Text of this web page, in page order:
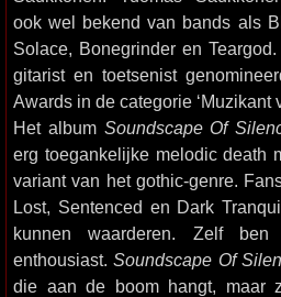
ook wel bekend van bands als
Solace, Bonegrinder en
gitarist en toetsenist
Awards in de categorie ‘Muzikant
Het album Soundscape Of
erg toegankelijke melodic death
variant van het gothic-genre.
Lost, Sentenced en Dark
kunnen waarderen. Zelf
enthousiast.Soundscape Of
die aan de boom hangt, maar